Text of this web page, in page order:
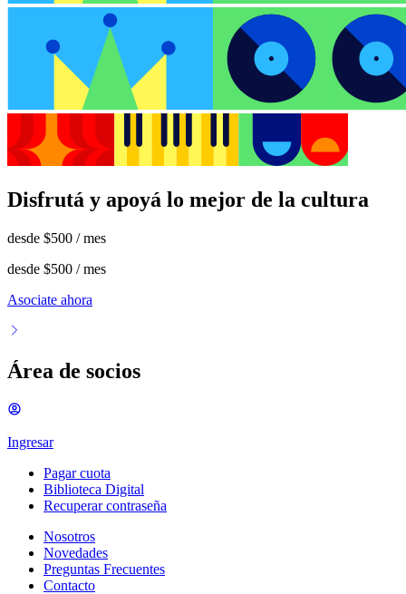
Disfrutá y apoyá lo mejor de la cultura
desde $500 / mes
desde $500 / mes
Asociate ahora
Área de socios
Ingresar
Pagar cuota
Biblioteca Digital
Recuperar contraseña
Nosotros
Novedades
Preguntas Frecuentes
Contacto